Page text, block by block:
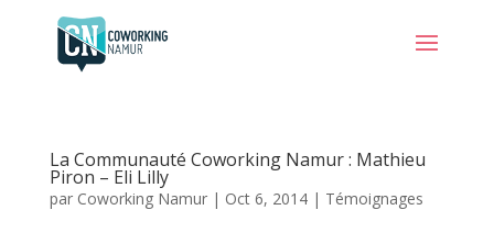
La Communauté Coworking Namur : Mathieu
Piron – Eli Lilly
par Coworking Namur| Oct 6, 2014| Témoignages